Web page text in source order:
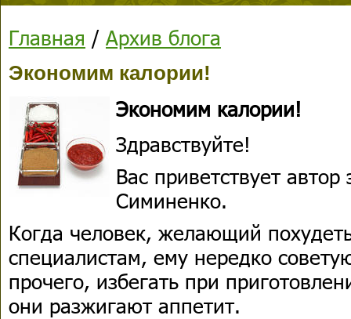
Главная / Архив блога
Экономим калории!
Экономим калории!
Здравствуйте!
Вас приветствует
Симиненко.
Когда человек, желающий
специалистам, ему нередко
прочего, избегать при
они разжигают аппетит.